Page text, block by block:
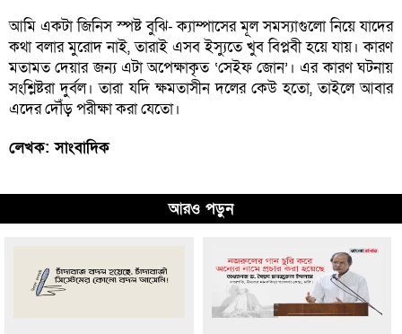
আমি একটা জিনিস স্পষ্ট বুঝি- ক্যাম্পাসের মূল সমস্যাগুলো নিয়ে যাদের
কথা বলার মুরোদ নাই, তারাই এসব ইস্যুতে খুব বিপ্লবী হয়ে যায়। কারণ
মতামত দেয়ার জন্য এটা অপেক্ষাকৃত ‘সেইফ জোন’। এর কারণ ঘটনায়
সংশ্লিষ্টরা দুর্বল। তারা যদি ক্ষমতাসীন দলের কেউ হতো, তাইলে আবার
এদের দৌঁড় পরীক্ষা করা যেতো।
লেখক: সাংবাদিক
আরও পড়ুন